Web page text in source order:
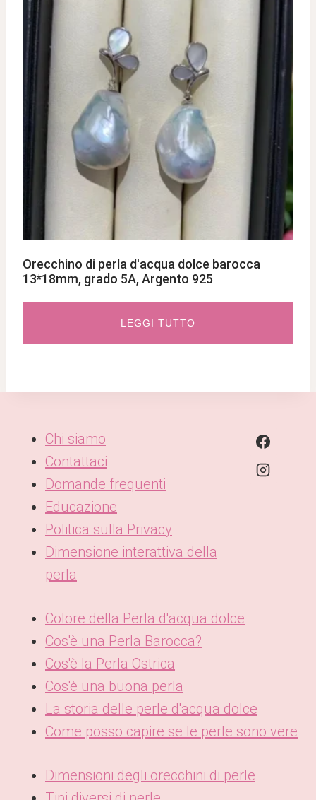
Orecchino di perla d'acqua dolce barocca
13*18mm, grado 5A, Argento 925
LEGGI TUTTO
Chi siamo
Contattaci
Domande frequenti
Educazione
Politica sulla Privacy
Dimensione interattiva della
perla
Colore della Perla d'acqua dolce
Cos'è una Perla Barocca?
Cos'è la Perla Ostrica
Cos'è una buona perla
La storia delle perle d'acqua dolce
Come posso capire se le perle sono vere
Dimensioni degli orecchini di perle